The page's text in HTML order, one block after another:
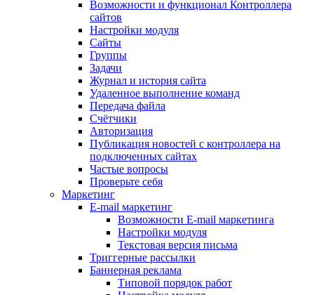
Возможности и функционал Контроллера
сайтов
Настройки модуля
Сайты
Группы
Задачи
Журнал и история сайта
Удаленное выполнение команд
Передача файла
Счётчики
Авторизация
Публикация новостей с контроллера на
подключенных сайтах
Частые вопросы
Проверьте себя
Маркетинг
E-mail маркетинг
Возможности E-mail маркетинга
Настройки модуля
Текстовая версия письма
Триггерные рассылки
Баннерная реклама
Типовой порядок работ